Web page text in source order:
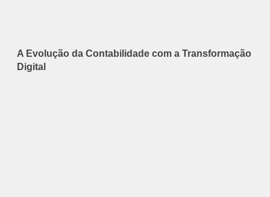
A Evolução da Contabilidade com a Transformação
Digital